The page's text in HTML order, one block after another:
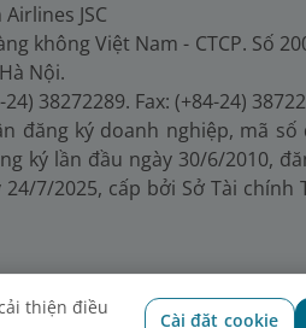
JSC
không Việt Nam - CTCP. Số
Nội.
38272289. Fax: (+84-24)
đăng ký doanh nghiệp, mã số
ký lần đầu ngày 30/6/2010,
7/2025, cấp bởi Sở Tài chính
thiện điều
Cài đặt cookie